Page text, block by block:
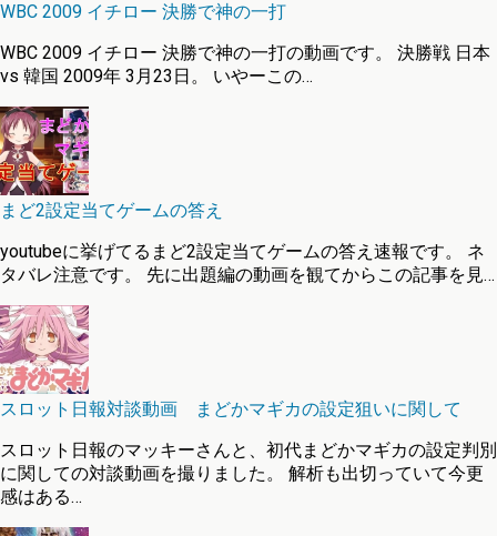
WBC 2009 イチロー 決勝で神の一打
WBC 2009 イチロー 決勝で神の一打の動画です。 決勝戦 日本
vs 韓国 2009年 3月23日。 いやーこの…
まど2設定当てゲームの答え
youtubeに挙げてるまど2設定当てゲームの答え速報です。 ネ
タバレ注意です。 先に出題編の動画を観てからこの記事を見…
スロット日報対談動画 まどかマギカの設定狙いに関して
スロット日報のマッキーさんと、初代まどかマギカの設定判別
に関しての対談動画を撮りました。 解析も出切っていて今更
感はある…